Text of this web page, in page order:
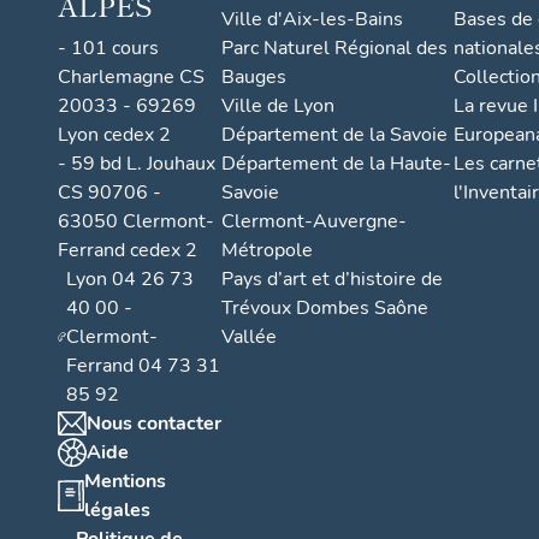
l
o
s
e
e
n
t
- 101 cours
Charlemagne CS
20033 - 69269
Lyon cedex 2
- 59 bd L. Jouhaux
CS 90706 -
63050 Clermont-
Ferrand cedex 2
Lyon 04 26 73
40 00 -
Clermont-
Ferrand 04 73 31
85 92
Nous contacter
Aide
Mentions
légales
Ville d'Aix-les-Bains
Parc Naturel Régional des
Bauges
Ville de Lyon
Département de la Savoie
Département de la Haute-
Savoie
Clermont-Auvergne-
Métropole
Pays d’art et d’histoire de
Trévoux Dombes Saône
Vallée
Bases
La revue
Les